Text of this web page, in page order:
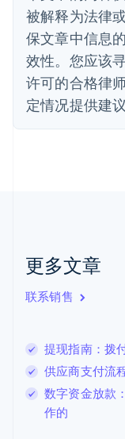
被解释为法律
保文章中信息
效性。您应该
许可的合格律
定情况提供建议
更多文章
联系销售
提现指南：拨
供应商支付流
数字资金放款
作的
丹麦
English
德国
DeutschEnglish
法国
FrançaisEnglish
芬兰
EnglishSvenska
English Italiano
拉脱维亚
立陶宛
DeutschEnglish
卢森堡
Français Deutsch
罗马尼亚
English